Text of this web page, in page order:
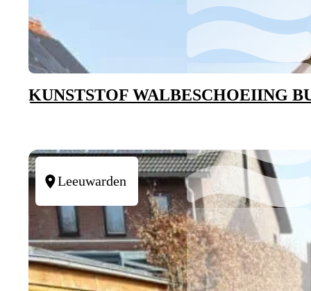
KUNSTSTOF WALBESCHOEIING
Leeuwarden